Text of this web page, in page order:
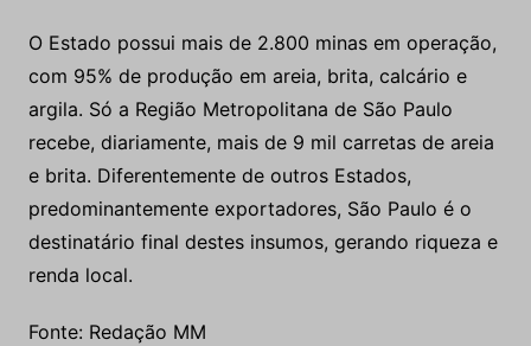
O Estado possui mais de 2.800 minas em operação,
com 95% de produção em areia, brita, calcário e
argila. Só a Região Metropolitana de São Paulo
recebe, diariamente, mais de 9 mil carretas de areia
e brita. Diferentemente de outros Estados,
predominantemente exportadores, São Paulo é o
destinatário final destes insumos, gerando riqueza e
renda local.
Fonte: Redação MM